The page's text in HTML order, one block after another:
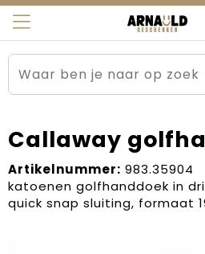
Relatiegeschenken
Sportkleding
Werkkleding
Kleding en textiel
Beurs en Evenementen
Brievenbuspakketten
Carnaval
Dag van de Zorg
Arnauld Kerstpakketten
MijnEigenKadootje
Ons team
Contact
Blogs
Callaway
Artikelnummer: 983.35904
katoenen golfhanddoek in
quick snap sluiting, formaat